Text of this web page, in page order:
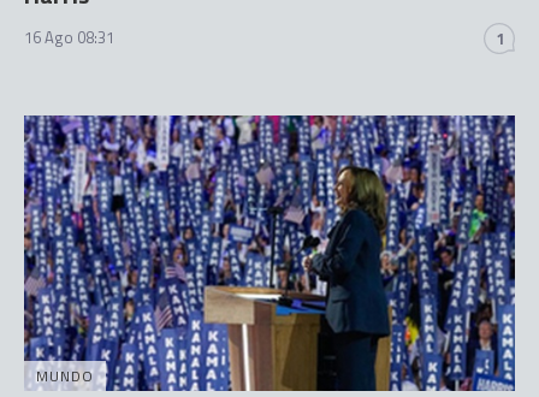
16 Ago 08:31 1
MUNDO